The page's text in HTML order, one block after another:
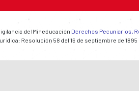
del Mineducación Derechos Pecuniarios,
Resolución 58 del 16 de septiembre de